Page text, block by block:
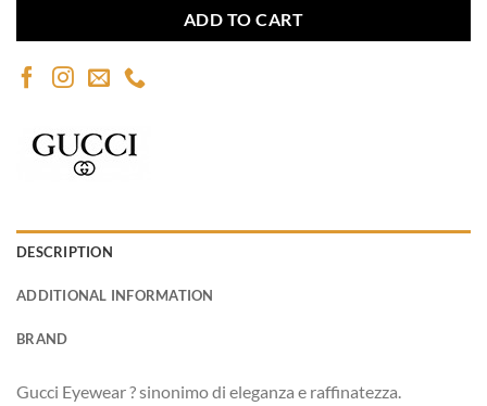
ADD TO CART
DESCRIPTION
ADDITIONAL INFORMATION
BRAND
Gucci Eyewear ? sinonimo di eleganza e raffinatezza.